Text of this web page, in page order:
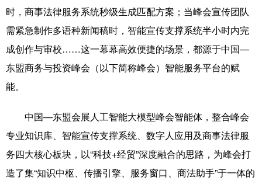
国际 财经 网评 港澳
台湾 思客智库 全球连线 教育
科技 科普 体育 文化
图片 中央文件 金融 汽车
食品 人居 信息化 乡村振兴
溯源中国 城市 旅游 能源
时，商事法律服务系统秒级生成匹配方案；当峰会宣传团队
需紧急制作多语种新闻稿时，智能宣传支撑系统半小时内完
成创作与审校……这一幕幕高效便捷的场景，都源于中国—
东盟商务与投资峰会（以下简称峰会）智能服务平台的赋
能。
中国—东盟会展人工智能大模型峰会智能体，整合峰会
专业知识库、智能宣传支撑系统、数字人应用及商事法律服
务四大核心板块，以“科技+经贸”深度融合的思路，为峰会打
造了集“知识中枢、传播引擎、服务窗口、商法助手”于一体的